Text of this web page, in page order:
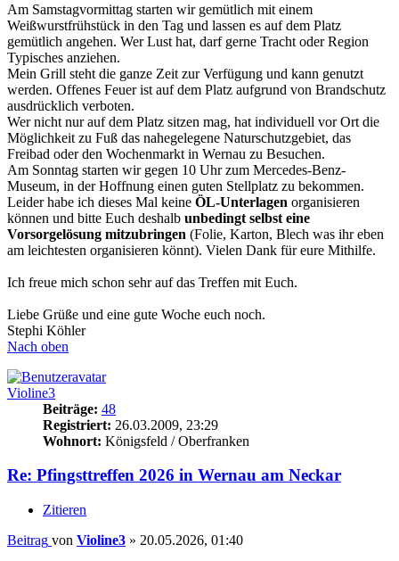
Am Samstagvormittag starten wir gemütlich mit einem
Weißwurstfrühstück in den Tag und lassen es auf dem Platz
gemütlich angehen. Wer Lust hat, darf gerne Tracht oder Region
Typisches anziehen.
Mein Grill steht die ganze Zeit zur Verfügung und kann genutzt
werden. Offenes Feuer ist auf dem Platz aufgrund von Brandschutz
ausdrücklich verboten.
Wer nicht nur auf dem Platz sitzen mag, hat individuell vor Ort die
Möglichkeit zu Fuß das nahegelegene Naturschutzgebiet, das
Freibad oder den Wochenmarkt in Wernau zu Besuchen.
Am Sonntag starten wir gegen 10 Uhr zum Mercedes-Benz-
Museum, in der Hoffnung einen guten Stellplatz zu bekommen.
Leider habe ich dieses Mal keine ÖL-Unterlagen organisieren
können und bitte Euch deshalb unbedingt selbst eine
Vorsorgelösung mitzubringen (Folie, Karton, Blech was ihr eben
am leichtesten organisieren könnt). Vielen Dank für eure Mithilfe.
Ich freue mich schon sehr auf das Treffen mit Euch.
Liebe Grüße und eine gute Woche euch noch.
Stephi Köhler
Nach oben
Violine3
Beiträge: 48
Registriert: 26.03.2009, 23:29
Wohnort: Königsfeld / Oberfranken
Re: Pfingsttreffen 2026 in Wernau am Neckar
Zitieren
Beitrag von Violine3 » 20.05.2026, 01:40